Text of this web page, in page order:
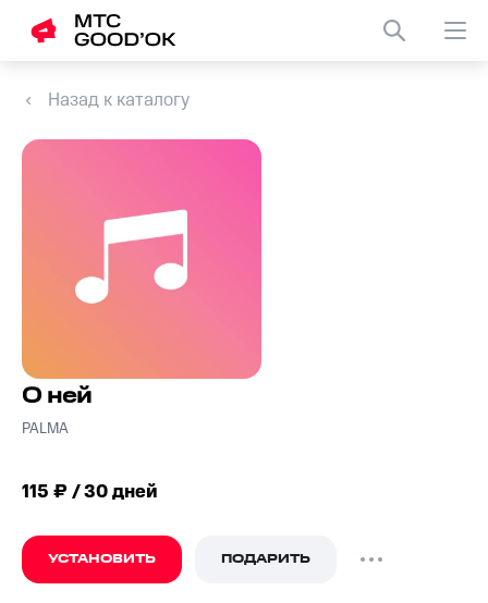
Назад к каталогу
О ней
PALMA
115 ₽ / 30 дней
УСТАНОВИТЬ ПОДАРИТЬ